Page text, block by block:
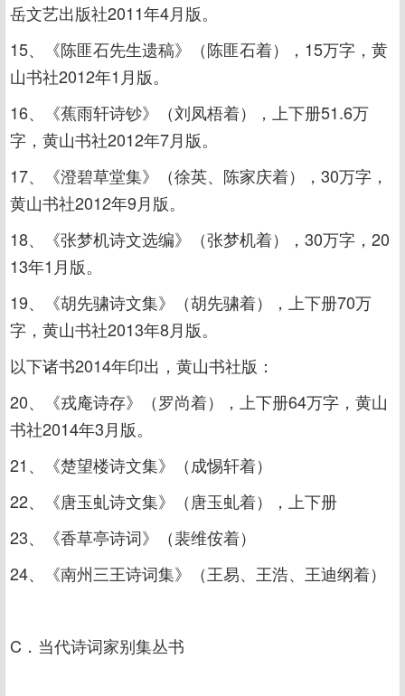
岳文艺出版社2011年4月版。
15、《陈匪石先生遗稿》（陈匪石着），15万字，黄
山书社2012年1月版。
16、《蕉雨轩诗钞》（刘凤梧着），上下册51.6万
字，黄山书社2012年7月版。
17、《澄碧草堂集》（徐英、陈家庆着），30万字，
黄山书社2012年9月版。
18、《张梦机诗文选编》（张梦机着），30万字，20
13年1月版。
19、《胡先骕诗文集》（胡先骕着），上下册70万
字，黄山书社2013年8月版。
以下诸书2014年印出，黄山书社版：
20、《戎庵诗存》（罗尚着），上下册64万字，黄山
书社2014年3月版。
21、《楚望楼诗文集》（成惕轩着）
22、《唐玉虬诗文集》（唐玉虬着），上下册
23、《香草亭诗词》（裴维侒着）
24、《南州三王诗词集》（王易、王浩、王迪纲着）
C．当代诗词家别集丛书